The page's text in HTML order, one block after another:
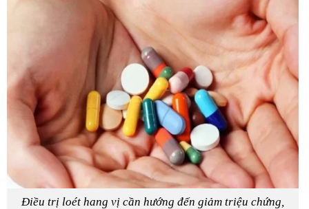
Điều trị loét hang vị cần hướng đến giảm triệu chứng,